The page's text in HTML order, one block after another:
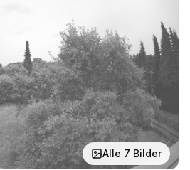
Alle 7 Bilder